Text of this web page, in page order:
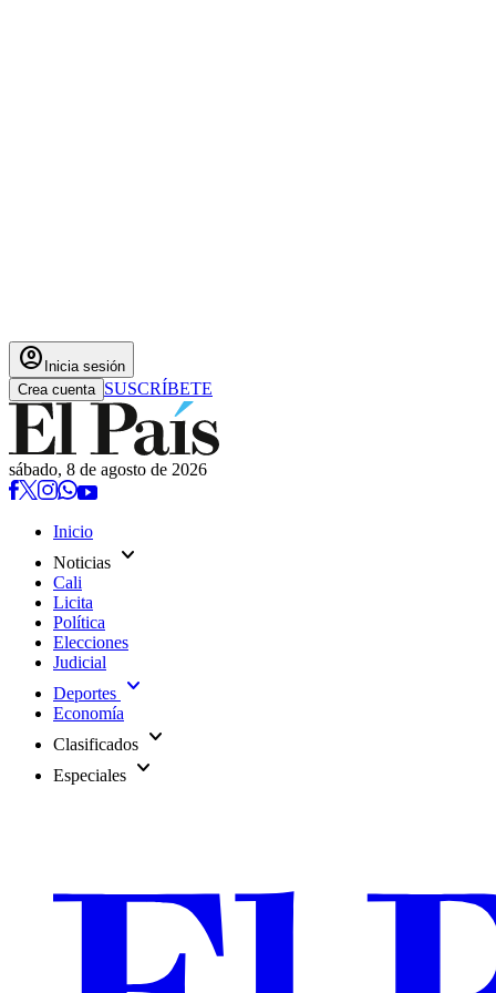
account_circle Inicia sesión
Crea cuenta SUSCRÍBETE
sábado, 8 de agosto de 2026
Inicio
Noticias expand_more
Cali
Licita
Política
Elecciones
Judicial
Deportes expand_more
Economía
Clasificados expand_more
Especiales expand_more